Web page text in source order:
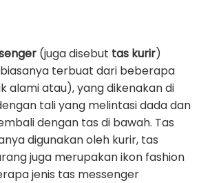
(juga disebut tas kurir)
terbuat dari beberapa
alami atau), yang dikenakan di
tali yang melintasi dada dan
dengan tas di bawah. Tas
digunakan oleh kurir, tas
juga merupakan ikon fashion
jenis tas messenger